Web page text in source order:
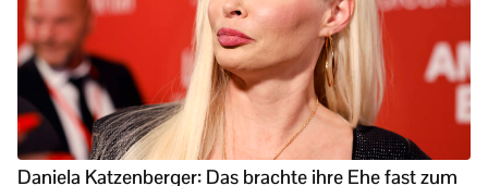
Daniela Katzenberger: Das brachte ihre Ehe fast zum